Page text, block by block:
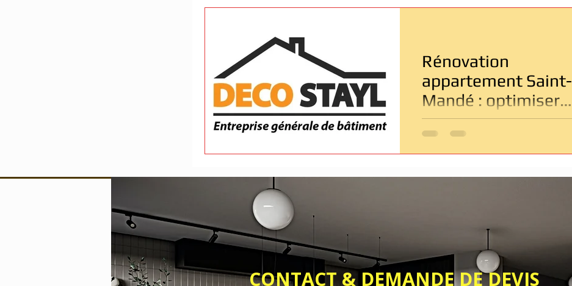
Entreprise de bâtiment Dépannage & Urgence
Rénovation
appartement Saint-
Mandé : optimiser
chaque mètre carré
dans les petits
logements
CONTACT & DEMANDE DE DEVIS